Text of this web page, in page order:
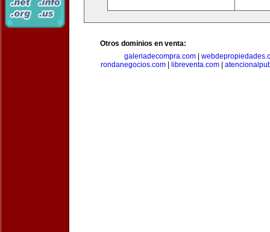
Otros dominios en venta:
galeriadecompra.com|
rondanegocios.com
libreventa.com